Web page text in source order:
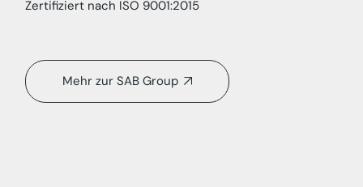
Zertifiziert nach ISO 9001:2015
Mehr zur SAB Group